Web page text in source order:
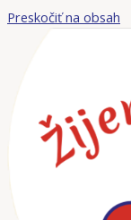
Preskočiť na obsah